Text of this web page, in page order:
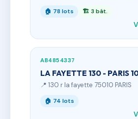
🏠 78 lots 🏗 3 bât.
AB4854337
LA FAYETTE 130 - PARIS
📍 130 r la fayette 75010 PARIS
🏠 74 lots